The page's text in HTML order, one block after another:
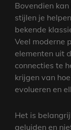
Bovendien
stijlen je
bekende
Veel moderne
elementen uit
connecties te
krijgen van
evolueren en
Het is
geluiden en